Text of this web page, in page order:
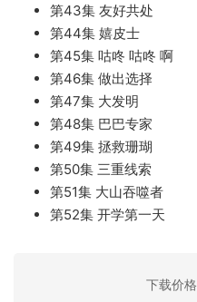
第43集 友好共处
第44集 嬉皮士
第45集 咕咚 咕咚 啊
第46集 做出选择
第47集 大发明
第48集 巴巴专家
第49集 拯救珊瑚
第50集 三重线索
第51集 大山吞噬者
第52集 开学第一天
下载价格